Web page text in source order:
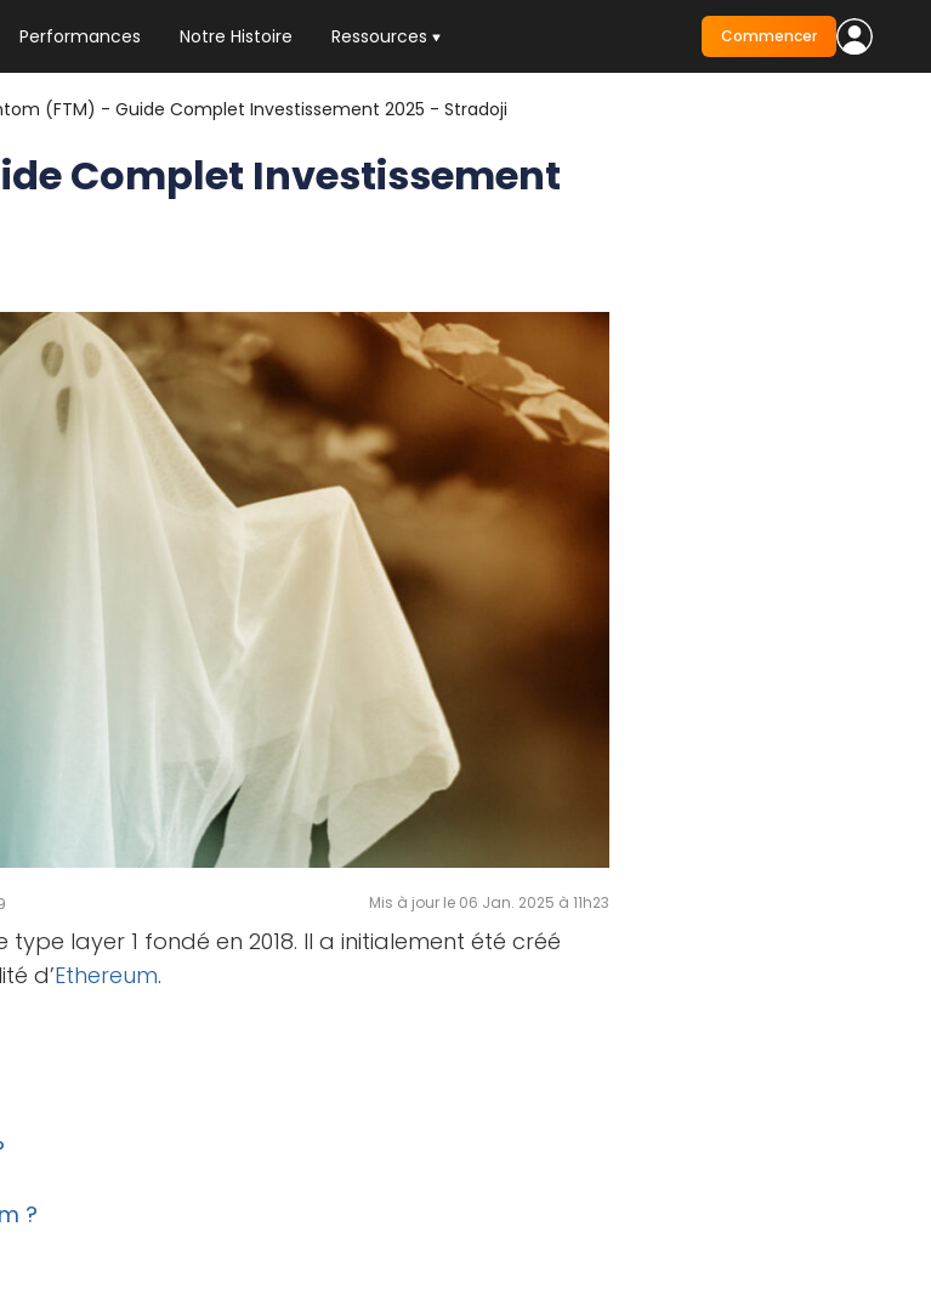
Performances Notre Histoire Ressources
NEWSLETTER HEBDO
Les news crypto dont vous avez besoin
Commencer
(FTM) - Guide Complet Investissement 2025 - Stradoji
Complet Investissement
Mis à jour le 06 Jan. 2025 à 11h23
type layer 1 fondé en 2018. Il a initialement été créé
d’Ethereum.
?